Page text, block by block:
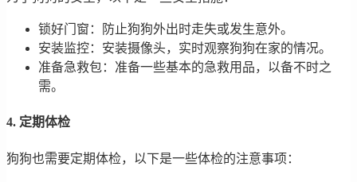
锁好门窗：防止狗狗外出时走失或发生意外。
安装监控：安装摄像头，实时观察狗狗在家的情况。
准备急救包：准备一些基本的急救用品，以备不时之
需。
4. 定期体检
狗狗也需要定期体检，以下是一些体检的注意事项：